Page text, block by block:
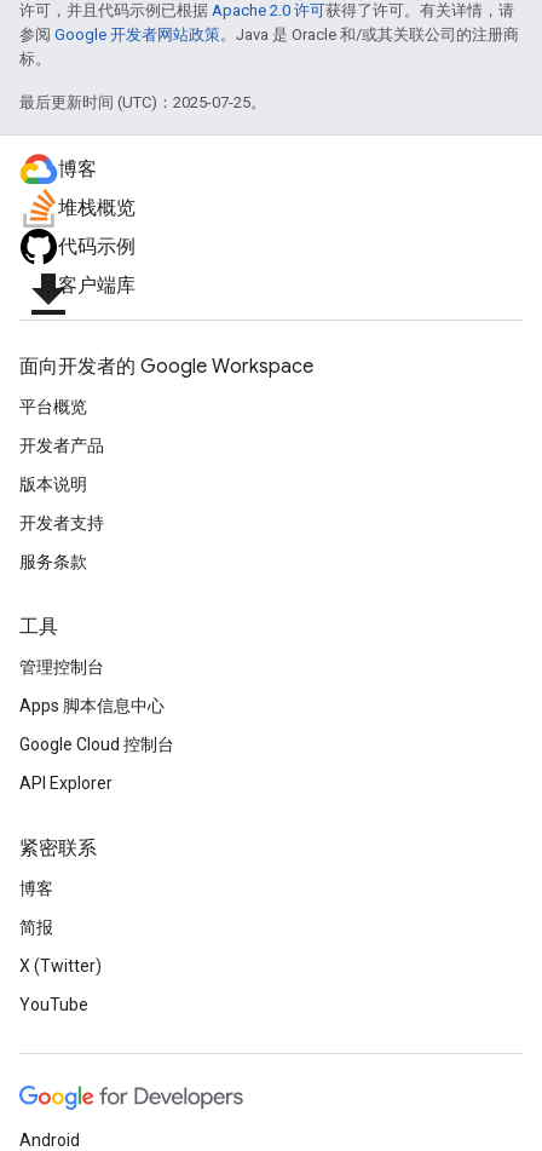
许可，并且代码示例已根据 Apache 2.0 许可获得了许可。有关详情，请
参阅 Google 开发者网站政策。Java 是 Oracle 和/或其关联公司的注册商
标。
最后更新时间 (UTC)：2025-07-25。
博客
堆栈概览
代码示例
file_download客户端库
面向开发者的 Google Workspace
平台概览
开发者产品
版本说明
开发者支持
服务条款
工具
管理控制台
Apps 脚本信息中心
Google Cloud 控制台
API Explorer
紧密联系
博客
简报
X (Twitter)
YouTube
Android